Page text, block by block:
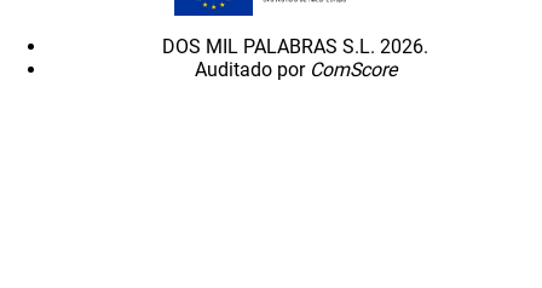
DOS MIL PALABRAS S.L. 2026.
Auditado por ComScore